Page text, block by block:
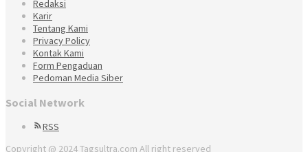
Redaksi
Karir
Tentang Kami
Privacy Policy
Kontak Kami
Form Pengaduan
Pedoman Media Siber
Social Network
RSS
Copyright @ 2024 Tagsultra.com All right reserved